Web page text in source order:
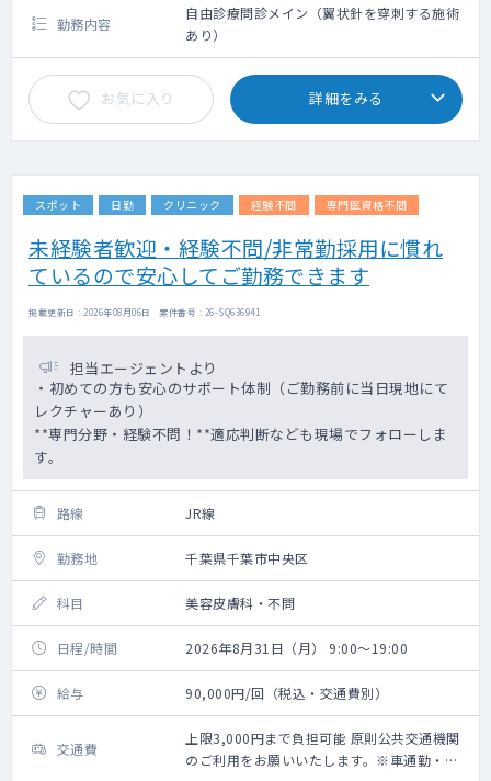
勤務内容
自由診療問診メイン（翼状針を穿刺する施術
あり）
お気に入り 詳細をみる
スポット 日勤 クリニック 経験不問 専門医資格不問
未経験者歓迎・経験不問/非常勤採用に慣れ
ているので安心してご勤務できます
掲載更新日 : 2026年08月06日 案件番号 : 26-SQ636941
担当エージェントより
・初めての方も安心のサポート体制（ご勤務前に当日現地にて
レクチャーあり）
**専門分野・経験不問！**適応判断なども現場でフォローしま
す。
路線 JR線
勤務地 千葉県千葉市中央区
科目 美容皮膚科・不問
日程/時間 2026年8月31日（月） 9:00～19:00
給与 90,000円/回（税込・交通費別）
交通費
上限3,000円まで負担可能 原則公共交通機関
のご利用をお願いいたします。※車通勤・タ